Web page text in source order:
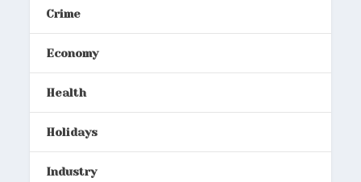
Crime
Economy
Health
Holidays
Industry